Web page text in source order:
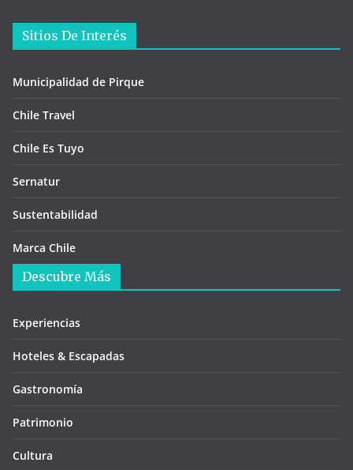
Sitios De Interés
Municipalidad de Pirque
Chile Travel
Chile Es Tuyo
Sernatur
Sustentabilidad
Marca Chile
Descubre Más
Experiencias
Hoteles & Escapadas
Gastronomía
Patrimonio
Cultura